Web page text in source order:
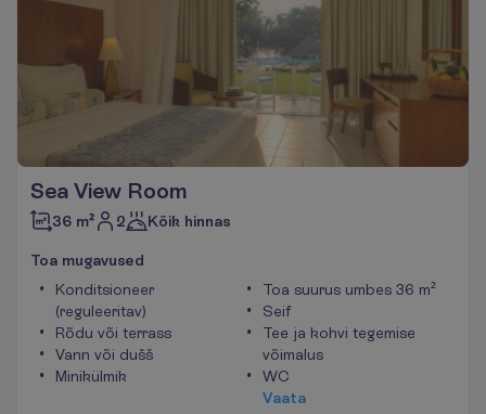
Sea View Room
36 m² 2 Kõik hinnas
Toa mugavused
Konditsioneer
(reguleeritav)
Rõdu või terrass
Vann või dušš
Minikülmik
Toa suurus umbes 36 m²
Seif
Tee ja kohvi tegemise
võimalus
WC
Vaata